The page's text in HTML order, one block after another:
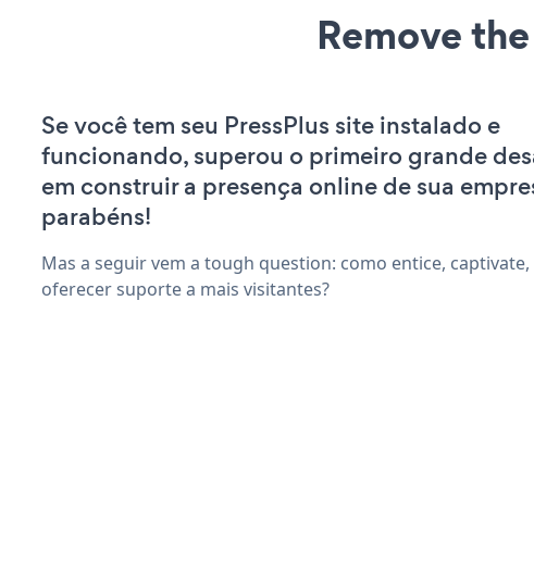
Remove
Se você tem seu PressPlus site instalado e
funcionando, superou o primeiro grande
em construir a presença online de sua
parabéns!
Mas a seguir vem a tough question: como entice, captivate,
oferecer suporte a mais visitantes?